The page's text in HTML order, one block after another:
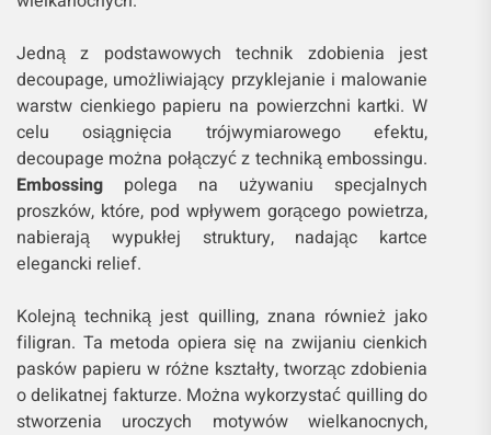
Jedną z podstawowych technik zdobienia jest
decoupage, umożliwiający przyklejanie i malowanie
warstw cienkiego papieru na powierzchni kartki. W
celu osiągnięcia trójwymiarowego efektu,
decoupage można połączyć z techniką embossingu.
Embossing polega na używaniu specjalnych
proszków, które, pod wpływem gorącego powietrza,
nabierają wypukłej struktury, nadając kartce
elegancki relief.
Kolejną techniką jest quilling, znana również jako
filigran. Ta metoda opiera się na zwijaniu cienkich
pasków papieru w różne kształty, tworząc zdobienia
o delikatnej fakturze. Można wykorzystać quilling do
stworzenia uroczych motywów wielkanocnych,